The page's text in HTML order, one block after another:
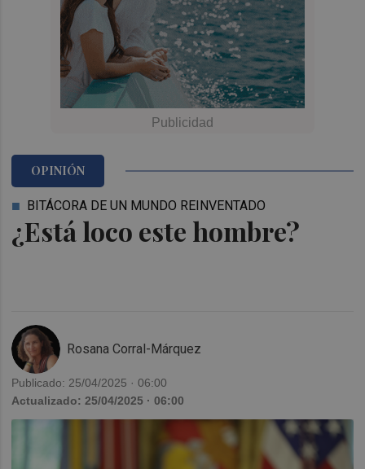
¿Está loco este hombre?
OPINIÓN
BITÁCORA DE UN MUNDO REINVENTADO
Rosana Corral-Márquez
Publicado: 25/04/2025 · 06:00
Actualizado: 25/04/2025 · 06:00